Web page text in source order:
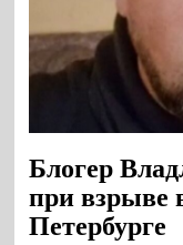
Блогер
при взрыве
Петербурге